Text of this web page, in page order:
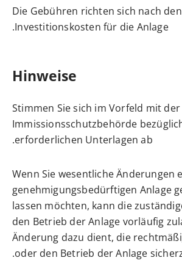
Die Gebühren richten sich nach den
Investitionskosten für die Anlage.
Hinweise
Stimmen Sie sich im Vorfeld mit
Immissionsschutzbehörde
erforderlichen Unterlagen ab.
Wenn Sie wesentliche Änderungen
genehmigungsbedürftigen Anlage
lassen möchten, kann die
den Betrieb der Anlage vorläufig
Änderung dazu dient, die
oder den Betrieb der Anlage